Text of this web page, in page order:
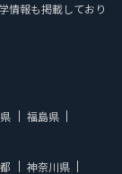
情報も掲載しており
福島県
神奈川県